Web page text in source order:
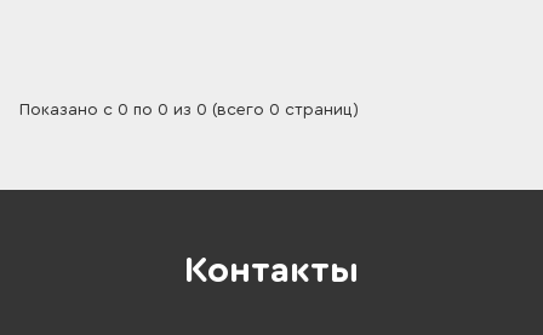
Показано с 0 по 0 из 0 (всего 0 страниц)
Контакты